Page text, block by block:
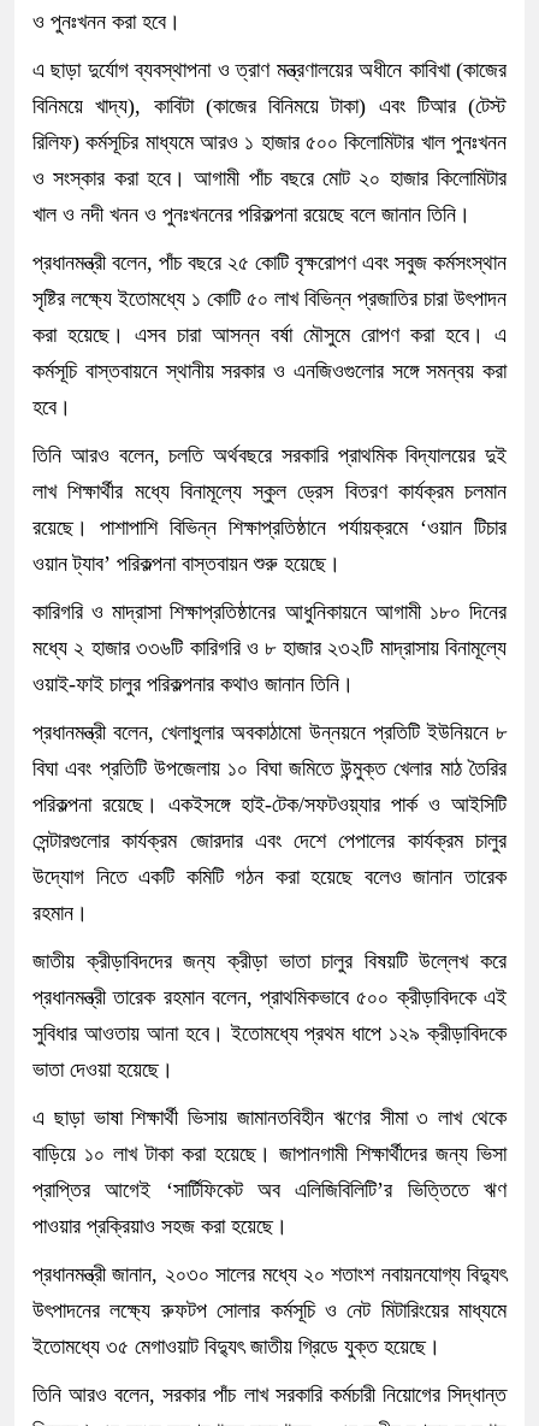
ও পুনঃখনন করা হবে।
এ ছাড়া দুর্যোগ ব্যবস্থাপনা ও ত্রাণ মন্ত্রণালয়ের অধীনে কাবিখা (কাজের
বিনিময়ে খাদ্য), কাবিটা (কাজের বিনিময়ে টাকা) এবং টিআর (টেস্ট
রিলিফ) কর্মসূচির মাধ্যমে আরও ১ হাজার ৫০০ কিলোমিটার খাল পুনঃখনন
ও সংস্কার করা হবে। আগামী পাঁচ বছরে মোট ২০ হাজার কিলোমিটার
খাল ও নদী খনন ও পুনঃখননের পরিকল্পনা রয়েছে বলে জানান তিনি।
প্রধানমন্ত্রী বলেন, পাঁচ বছরে ২৫ কোটি বৃক্ষরোপণ এবং সবুজ কর্মসংস্থান
সৃষ্টির লক্ষ্যে ইতোমধ্যে ১ কোটি ৫০ লাখ বিভিন্ন প্রজাতির চারা উৎপাদন
করা হয়েছে। এসব চারা আসন্ন বর্ষা মৌসুমে রোপণ করা হবে। এ
কর্মসূচি বাস্তবায়নে স্থানীয় সরকার ও এনজিওগুলোর সঙ্গে সমন্বয় করা
হবে।
তিনি আরও বলেন, চলতি অর্থবছরে সরকারি প্রাথমিক বিদ্যালয়ের দুই
লাখ শিক্ষার্থীর মধ্যে বিনামূল্যে স্কুল ড্রেস বিতরণ কার্যক্রম চলমান
রয়েছে। পাশাপাশি বিভিন্ন শিক্ষাপ্রতিষ্ঠানে পর্যায়ক্রমে ‘ওয়ান টিচার
ওয়ান ট্যাব’ পরিকল্পনা বাস্তবায়ন শুরু হয়েছে।
কারিগরি ও মাদ্রাসা শিক্ষাপ্রতিষ্ঠানের আধুনিকায়নে আগামী ১৮০ দিনের
মধ্যে ২ হাজার ৩৩৬টি কারিগরি ও ৮ হাজার ২৩২টি মাদ্রাসায় বিনামূল্যে
ওয়াই-ফাই চালুর পরিকল্পনার কথাও জানান তিনি।
প্রধানমন্ত্রী বলেন, খেলাধুলার অবকাঠামো উন্নয়নে প্রতিটি ইউনিয়নে ৮
বিঘা এবং প্রতিটি উপজেলায় ১০ বিঘা জমিতে উন্মুক্ত খেলার মাঠ তৈরির
পরিকল্পনা রয়েছে। একইসঙ্গে হাই-টেক/সফটওয়্যার পার্ক ও আইসিটি
সেন্টারগুলোর কার্যক্রম জোরদার এবং দেশে পেপালের কার্যক্রম চালুর
উদ্যোগ নিতে একটি কমিটি গঠন করা হয়েছে বলেও জানান তারেক
রহমান।
জাতীয় ক্রীড়াবিদদের জন্য ক্রীড়া ভাতা চালুর বিষয়টি উল্লেখ করে
প্রধানমন্ত্রী তারেক রহমান বলেন, প্রাথমিকভাবে ৫০০ ক্রীড়াবিদকে এই
সুবিধার আওতায় আনা হবে। ইতোমধ্যে প্রথম ধাপে ১২৯ ক্রীড়াবিদকে
ভাতা দেওয়া হয়েছে।
এ ছাড়া ভাষা শিক্ষার্থী ভিসায় জামানতবিহীন ঋণের সীমা ৩ লাখ থেকে
বাড়িয়ে ১০ লাখ টাকা করা হয়েছে। জাপানগামী শিক্ষার্থীদের জন্য ভিসা
প্রাপ্তির আগেই ‘সার্টিফিকেট অব এলিজিবিলিটি’র ভিত্তিতে ঋণ
পাওয়ার প্রক্রিয়াও সহজ করা হয়েছে।
প্রধানমন্ত্রী জানান, ২০৩০ সালের মধ্যে ২০ শতাংশ নবায়নযোগ্য বিদ্যুৎ
উৎপাদনের লক্ষ্যে রুফটপ সোলার কর্মসূচি ও নেট মিটারিংয়ের মাধ্যমে
ইতোমধ্যে ৩৫ মেগাওয়াট বিদ্যুৎ জাতীয় গ্রিডে যুক্ত হয়েছে।
তিনি আরও বলেন, সরকার পাঁচ লাখ সরকারি কর্মচারী নিয়োগের সিদ্ধান্ত